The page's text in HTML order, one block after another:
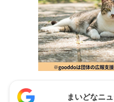
まいどなニ